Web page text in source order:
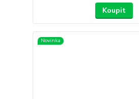
Koupit
Novinka